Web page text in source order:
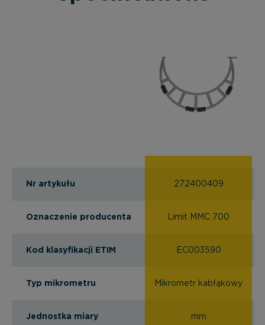
Nr artykułu
Oznaczenie producenta
Kod klasyfikacji ETIM
Typ mikrometru
Jednostka miary
272400409
Limit MMC 700
EC003590
Mikrometr kabłąkowy
mm